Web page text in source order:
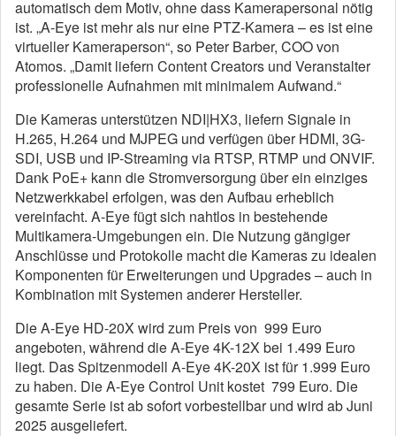
automatisch dem Motiv, ohne dass Kamerapersonal nötig
ist. „A-Eye ist mehr als nur eine PTZ-Kamera – es ist eine
virtueller Kameraperson“, so Peter Barber, COO von
Atomos. „Damit liefern Content Creators und Veranstalter
professionelle Aufnahmen mit minimalem Aufwand.“
Die Kameras unterstützen NDI|HX3, liefern Signale in
H.265, H.264 und MJPEG und verfügen über HDMI, 3G-
SDI, USB und IP-Streaming via RTSP, RTMP und ONVIF.
Dank PoE+ kann die Stromversorgung über ein einziges
Netzwerkkabel erfolgen, was den Aufbau erheblich
vereinfacht. A-Eye fügt sich nahtlos in bestehende
Multikamera-Umgebungen ein. Die Nutzung gängiger
Anschlüsse und Protokolle macht die Kameras zu idealen
Komponenten für Erweiterungen und Upgrades – auch in
Kombination mit Systemen anderer Hersteller.
Die A-Eye HD-20X wird zum Preis von 999 Euro
angeboten, während die A-Eye 4K-12X bei 1.499 Euro
liegt. Das Spitzenmodell A-Eye 4K-20X ist für 1.999 Euro
zu haben. Die A-Eye Control Unit kostet 799 Euro. Die
gesamte Serie ist ab sofort vorbestellbar und wird ab Juni
2025 ausgeliefert.